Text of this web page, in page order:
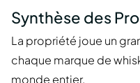
Synthèse des
La propriété joue un
chaque marque de
monde entier.